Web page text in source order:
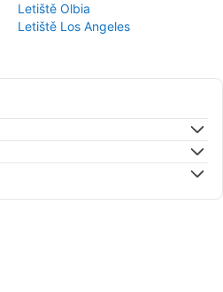
Letiště Olbia
Letiště Los Angeles